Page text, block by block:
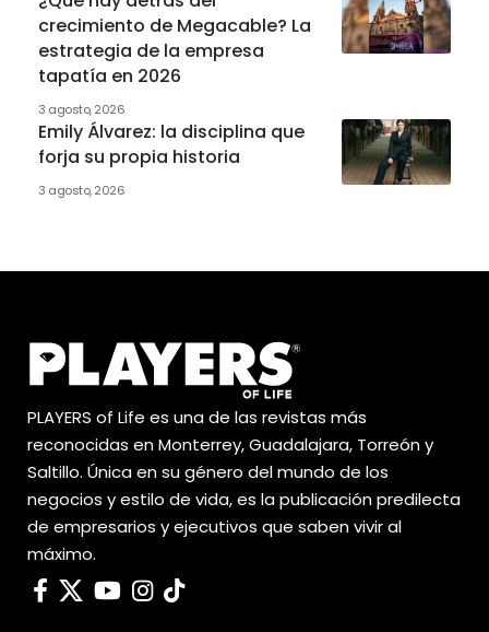
crecimiento de Megacable? La
estrategia de la empresa
tapatía en 2026
3 agosto, 2026
Emily Álvarez: la disciplina que
forja su propia historia
3 agosto, 2026
PLAYERS of Life es una de las revistas más
reconocidas en Monterrey, Guadalajara, Torreón y
Saltillo. Única en su género del mundo de los
negocios y estilo de vida, es la publicación predilecta
de empresarios y ejecutivos que saben vivir al
máximo.